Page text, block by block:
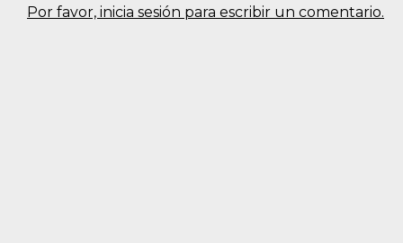
Por favor, inicia sesión para escribir un comentario.